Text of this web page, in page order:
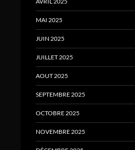
MAI 2025
JUIN 2025
JUILLET 2025
AOUT 2025
SEPTEMBRE 2025
OCTOBRE 2025
NOVEMBRE 2025